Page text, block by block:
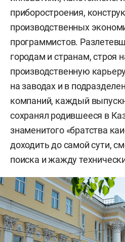
приборостроения,
производственных
программистов.
городам и странам, строя
производственную
на заводах и в
компаний, каждый
сохранял родившееся в
знаменитого «братства
доходить до самой сути,
поиска и жажду